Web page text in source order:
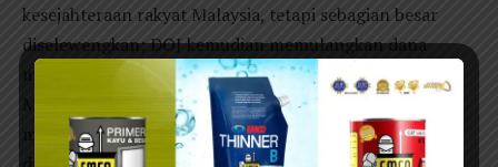
kesejahteraan rakyat Malaysia, tetapi sebagian besar
diselewengkan; DOJ kemudian memulangkan dana
miliaran dolar yang terkait kasus tersebut kepada
Malaysia. Reuters juga mencatat skandal 1MDB
melibatkan lebih dari US$4,5 miliar yang diduga